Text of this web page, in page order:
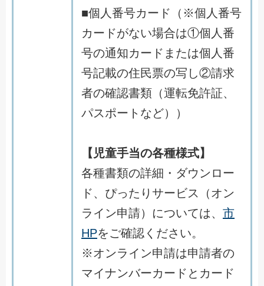
■個人番号カード（※個人番号
カードがない場合は①個人番
号の通知カードまたは個人番
号記載の住民票の写し②請求
者の確認書類（運転免許証、
パスポートなど））
【児童手当の各種様式】
各種書類の詳細・ダウンロー
ド、ぴったりサービス（オン
ライン申請）については、 市
HPをご確認ください。
※オンライン申請は申請者の
マイナンバーカードとカード